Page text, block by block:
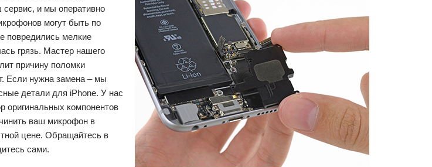
и мы оперативно
могут быть по
повредились мелкие
грязь. Мастер нашего
причину поломки
Если нужна замена – мы
детали для iPhone. У нас
оригинальных компонентов
ваш микрофон в
цене. Обращайтесь в
сами.